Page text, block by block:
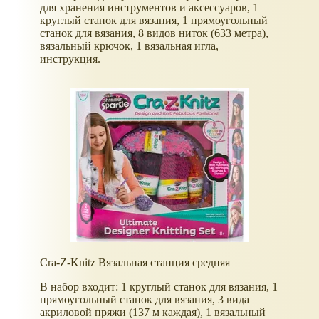
для хранения инструментов и аксессуаров, 1
круглый станок для вязания, 1 прямоугольный
станок для вязания, 8 видов ниток (633 метра),
вязальный крючок, 1 вязальная игла,
инструкция.
Cra-Z-Knitz Вязальная станция средняя
В набор входит: 1 круглый станок для вязания, 1
прямоугольный станок для вязания, 3 вида
акриловой пряжи (137 м каждая), 1 вязальный